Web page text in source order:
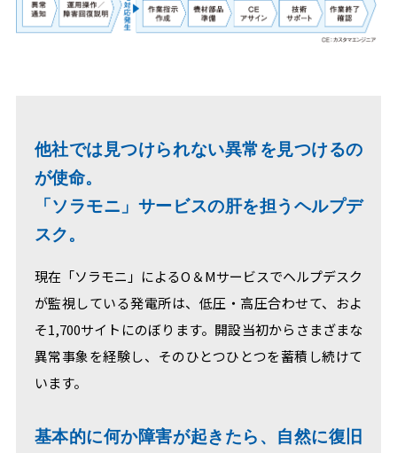
他社では見つけられない異常を見つけるの
が使命。
「ソラモニ」サービスの肝を担うヘルプデ
スク。
現在「ソラモニ」によるO＆Mサービスでヘルプデスク
が監視している発電所は、低圧・高圧合わせて、およ
そ1,700サイトにのぼります。開設当初からさまざまな
異常事象を経験し、そのひとつひとつを蓄積し続けて
います。
基本的に何か障害が起きたら、自然に復旧